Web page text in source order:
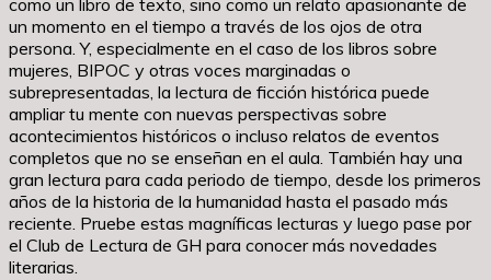
como un libro de texto, sino como un relato apasionante de
un momento en el tiempo a través de los ojos de otra
persona. Y, especialmente en el caso de los libros sobre
mujeres, BIPOC y otras voces marginadas o
subrepresentadas, la lectura de ficción histórica puede
ampliar tu mente con nuevas perspectivas sobre
acontecimientos históricos o incluso relatos de eventos
completos que no se enseñan en el aula. También hay una
gran lectura para cada periodo de tiempo, desde los primeros
años de la historia de la humanidad hasta el pasado más
reciente. Pruebe estas magníficas lecturas y luego pase por
el Club de Lectura de GH para conocer más novedades
literarias.